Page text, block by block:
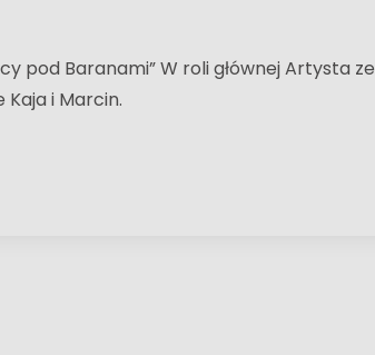
pod Baranami” W roli głównej Artysta ze
i Marcin.